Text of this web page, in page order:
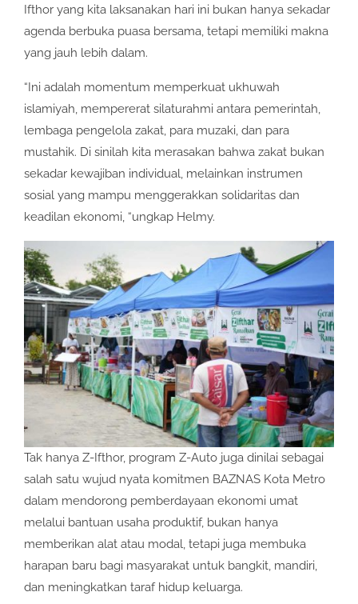
Ifthor yang kita laksanakan hari ini bukan hanya sekadar
agenda berbuka puasa bersama, tetapi memiliki makna
yang jauh lebih dalam.
“Ini adalah momentum memperkuat ukhuwah
islamiyah, mempererat silaturahmi antara pemerintah,
lembaga pengelola zakat, para muzaki, dan para
mustahik. Di sinilah kita merasakan bahwa zakat bukan
sekadar kewajiban individual, melainkan instrumen
sosial yang mampu menggerakkan solidaritas dan
keadilan ekonomi, “ungkap Helmy.
Tak hanya Z-Ifthor, program Z-Auto juga dinilai sebagai
salah satu wujud nyata komitmen BAZNAS Kota Metro
dalam mendorong pemberdayaan ekonomi umat
melalui bantuan usaha produktif, bukan hanya
memberikan alat atau modal, tetapi juga membuka
harapan baru bagi masyarakat untuk bangkit, mandiri,
dan meningkatkan taraf hidup keluarga.